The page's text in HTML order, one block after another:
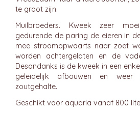
te groot zijn.
Muilbroeders. Kweek zeer
gedurende de paring de eieren in
mee stroomopwaarts naar zoet
worden achtergelaten en de
Desondanks is de kweek in een
geleidelijk afbouwen en
zoutgehalte.
Geschikt voor aquaria vanaf 800